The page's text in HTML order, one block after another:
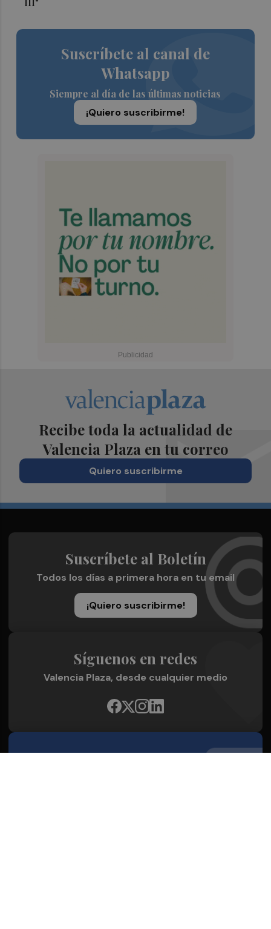
III"
Suscríbete al canal de
Whatsapp
Siempre al día de las últimas noticias
¡Quiero suscribirme!
Recibe toda la actualidad de
Valencia Plaza en tu correo
Quiero suscribirme
Suscríbete al Boletín
Todos los días a primera hora en tu email
¡Quiero suscribirme!
Síguenos en redes
Valencia Plaza, desde cualquier medio
Quienes Somos